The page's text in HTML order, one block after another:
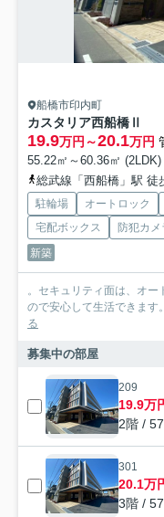
船橋市印内町
カスタリア西船橋Ⅱ
19.9万円～20.1万円
55.22㎡～60.36㎡
総武線「西船橋」駅 徒
駐輪場 オートロック
宅配ボックス
防犯カメ
新築
。セキュリティ面は、オー
ので安心して生活できます
る
募集中の部屋
209
19.9万
2階 /
301
20.1万
3階 /